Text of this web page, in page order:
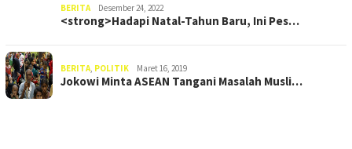
BERITA Desember 24, 2022
<strong>Hadapi Natal-Tahun Baru, Ini Pes…
BERITA POLITIK Maret 16, 2019
Jokowi Minta ASEAN Tangani Masalah Musli…